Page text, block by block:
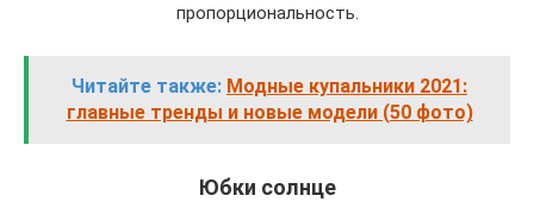
пропорциональность.
Читайте также: Модные купальники 2021:
главные тренды и новые модели (50 фото)
Юбки солнце